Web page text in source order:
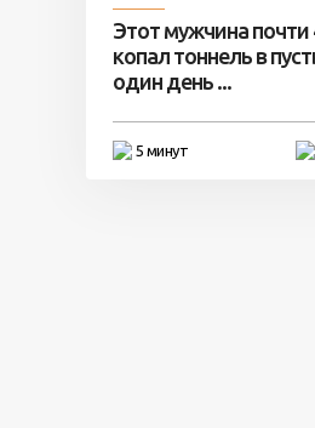
Этот мужчина почти
копал тоннель в
один день ...
5 минут